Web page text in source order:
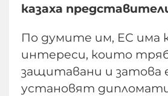
казаха
По думите им, ЕС има
интереси, които
защитавани и затова
установят